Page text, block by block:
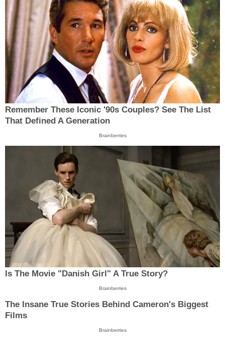
Remember These Iconic '90s Couples? See The List
That Defined A Generation
Brainberries
Is The Movie "Danish Girl" A True Story?
Brainberries
The Insane True Stories Behind Cameron's Biggest
Films
Brainberries